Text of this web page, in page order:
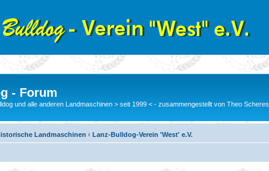
- Forum
und alle anderen Landmaschinen > seit 1999 < - zusammengestellt von Theo Scheres
Landmaschinen ‹ Lanz-Bulldog-Verein 'West' e.V.